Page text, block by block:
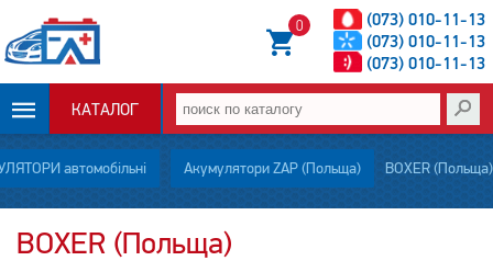
(073) 010-11-13
(073) 010-11-13
(073) 010-11-13
0
КАТАЛОГ
ОПЛАТА И
ДОСТАВКА
автомобільні Акумулятори ZAP (Польща) BOXER (Польща)
BOXER (Польща)